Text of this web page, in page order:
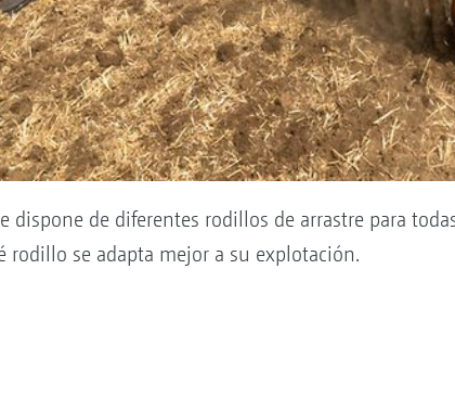
dispone de diferentes rodillos de arrastre para
rodillo se adapta mejor a su explotación.